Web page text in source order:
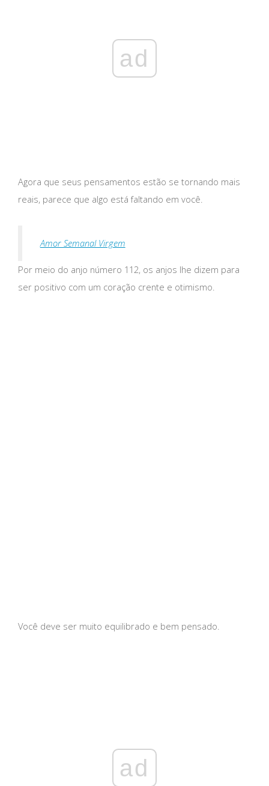
ad
Agora que seus pensamentos estão se tornando mais
reais, parece que algo está faltando em você.
Amor Semanal Virgem
Por meio do anjo número 112, os anjos lhe dizem para
ser positivo com um coração crente e otimismo.
Você deve ser muito equilibrado e bem pensado.
ad